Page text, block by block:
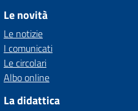
Le novità
Le notizie
I comunicati
Le circolari
Albo online
La didattica